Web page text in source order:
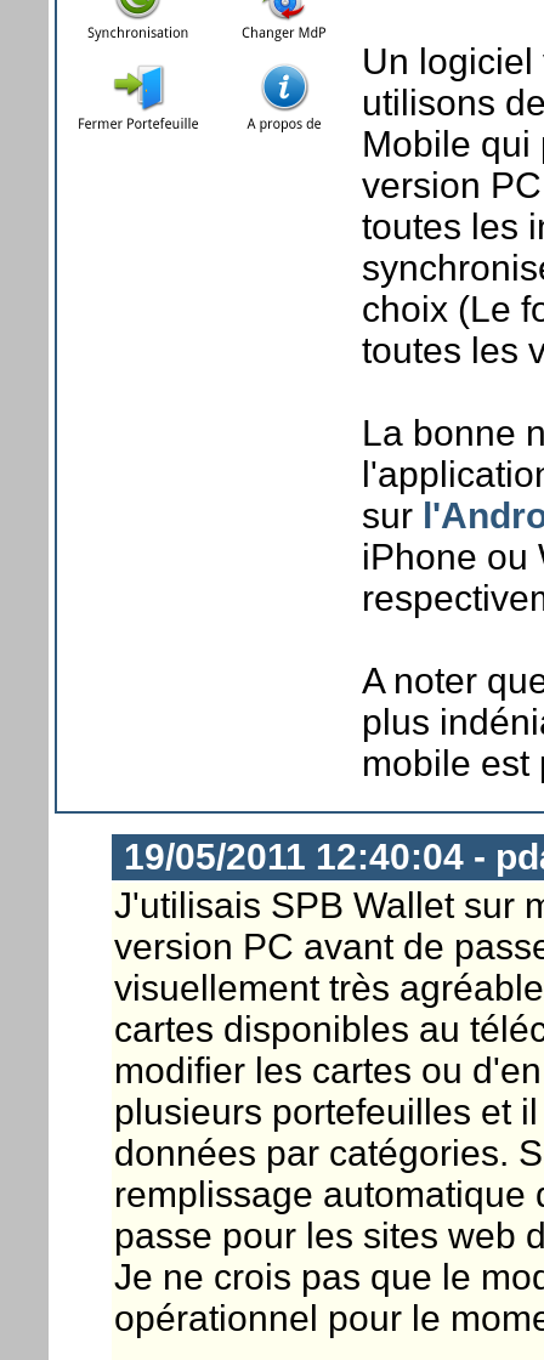
Un
utilisons
Mobile qui
version
toutes les
choix (Le
toutes les
La bonne
sur
iPhone ou
A noter
plus
mobile est
19/05/2011 12:40:04 -
J'utilisais SPB Wallet sur
version PC avant de
visuellement très
cartes disponibles au
modifier les cartes ou
plusieurs portefeuilles et
données par catégories.
remplissage automatique
passe pour les sites web
Je ne crois pas que le
opérationnel pour le